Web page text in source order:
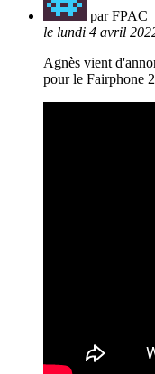
par FPAC
le lundi 4 avril
Agnès vient
pour le Fairphone